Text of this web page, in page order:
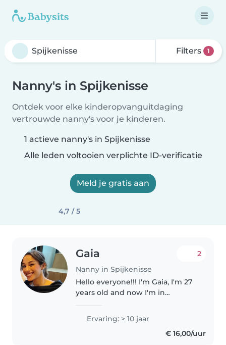
Filters 1
Nanny's in Spijkenisse
Ontdek voor elke kinderopvanguitdaging
vertrouwde nanny's voor je kinderen.
1 actieve nanny's in Spijkenisse
Alle leden voltooien verplichte ID-verificatie
Meld je gratis aan
4,7 / 5
Gaia
Nanny in Spijkenisse
2
Hello everyone!!! I'm Gaia, I'm 27
years old and now I'm in
I'm a humanities graduate for
the time being. So, I bring with
me a lot of work experience..
Ervaring: > 10 jaar
€ 16,00/uur